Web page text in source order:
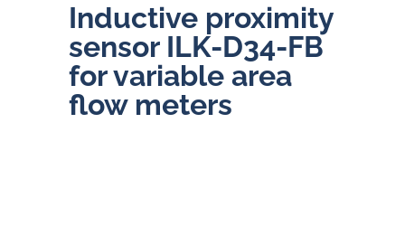
Inductive proximity
sensor ILK-D34-FB
for variable area
flow meters